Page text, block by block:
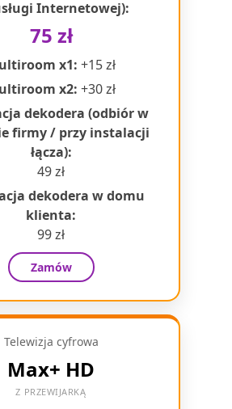
Internetowej):
75 zł
x1: +15 zł
x2: +30 zł
dekodera (odbiór w
firmy / przy instalacji
łącza):
49 zł
dekodera w domu
klienta:
99 zł
Zamów
Telewizja cyfrowa
Max+ HD
Z PRZEWIJARKĄ